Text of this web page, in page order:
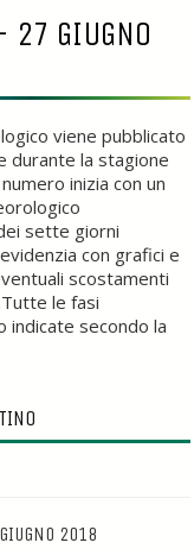
27 GIUGNO
viene pubblicato
durante la stagione
inizia con un
sette giorni
con grafici e
scostamenti
le fasi
indicate secondo la
2018